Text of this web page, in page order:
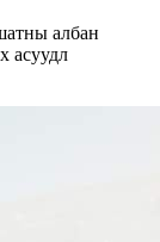
албан
асуудл